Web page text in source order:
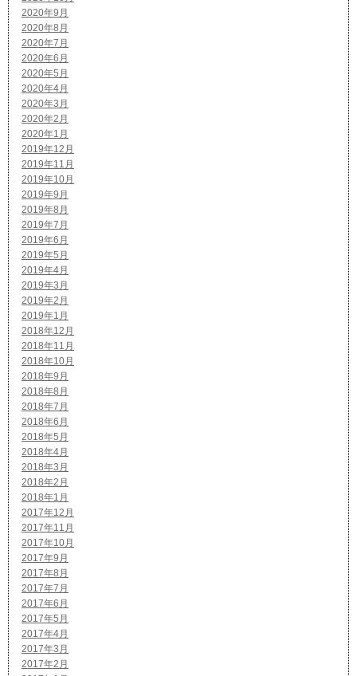
2020年9月
2020年8月
2020年7月
2020年6月
2020年5月
2020年4月
2020年3月
2020年2月
2020年1月
2019年12月
2019年11月
2019年10月
2019年9月
2019年8月
2019年7月
2019年6月
2019年5月
2019年4月
2019年3月
2019年2月
2019年1月
2018年12月
2018年11月
2018年10月
2018年9月
2018年8月
2018年7月
2018年6月
2018年5月
2018年4月
2018年3月
2018年2月
2018年1月
2017年12月
2017年11月
2017年10月
2017年9月
2017年8月
2017年7月
2017年6月
2017年5月
2017年4月
2017年3月
2017年2月